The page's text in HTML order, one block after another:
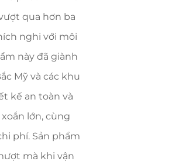
qua hơn ba
nghi với môi
này đã giành
Mỹ và các khu
kế an toàn và
lớn, cùng
phí. Sản phẩm
mà khi vận